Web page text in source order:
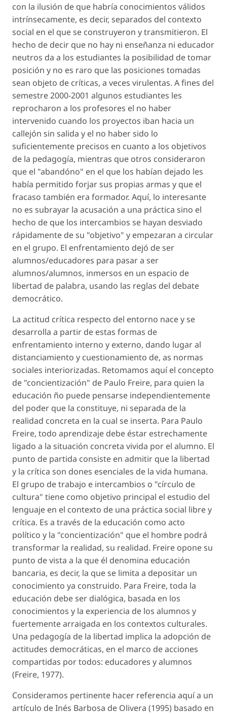
con la ilusión de que habría conocimientos válidos
intrínsecamente, es decir, separados del contexto
social en el que se construyeron y transmitieron. El
hecho de decir que no hay ni enseñanza ni educador
neutros da a los estudiantes la posibilidad de tomar
posición y no es raro que las posiciones tomadas
sean objeto de críticas, a veces virulentas. A fines del
semestre 2000-2001 algunos estudiantes les
reprocharon a los profesores el no haber
intervenido cuando los proyectos iban hacia un
callejón sin salida y el no haber sido lo
suficientemente precisos en cuanto a los objetivos
de la pedagogía, mientras que otros consideraron
que el "abandóno" en el que los habían dejado les
había permitido forjar sus propias armas y que el
fracaso también era formador. Aquí, lo interesante
no es subrayar la acusación a una práctica sino el
hecho de que los intercambios se hayan desviado
rápidamente de su "objetivo" y empezaran a circular
en el grupo. El enfrentamiento dejó de ser
alumnos/educadores para pasar a ser
alumnos/alumnos, inmersos en un espacio de
libertad de palabra, usando las reglas del debate
democrático.
La actitud crítica respecto del entorno nace y se
desarrolla a partir de estas formas de
enfrentamiento interno y externo, dando lugar al
distanciamiento y cuestionamiento de, as normas
sociales interiorizadas. Retomamos aquí el concepto
de "concientización" de Paulo Freire, para quien la
educación ño puede pensarse independientemente
del poder que la constituye, ni separada de la
realidad concreta en la cual se inserta. Para Paulo
Freire, todo aprendizaje debe éstar estrechamente
ligado a la situación concreta vivida por el alumno. El
punto de partida consiste en admitir que la libertad
y la crítica son dones esenciales de la vida humana.
El grupo de trabajo e intercambios o "círculo de
cultura" tiene como objetivo principal el estudio del
lenguaje en el contexto de una práctica social libre y
crítica. Es a través de la educación como acto
político y la "concientización" que el hombre podrá
transformar la realidad, su realidad. Freire opone su
punto de vista a la que él denomina educación
bancaria, es decir, la que se limita a depositar un
conocimiento ya construido. Para Freire, toda la
educación debe ser dialógica, basada en los
conocimientos y la experiencia de los alumnos y
fuertemente arraigada en los contextos culturales.
Una pedagogía de la libertad implica la adopción de
actitudes democráticas, en el marco de acciones
compartidas por todos: educadores y alumnos
(Freire, 1977).
Consideramos pertinente hacer referencia aquí a un
artículo de Inés Barbosa de Olivera (1995) basado en